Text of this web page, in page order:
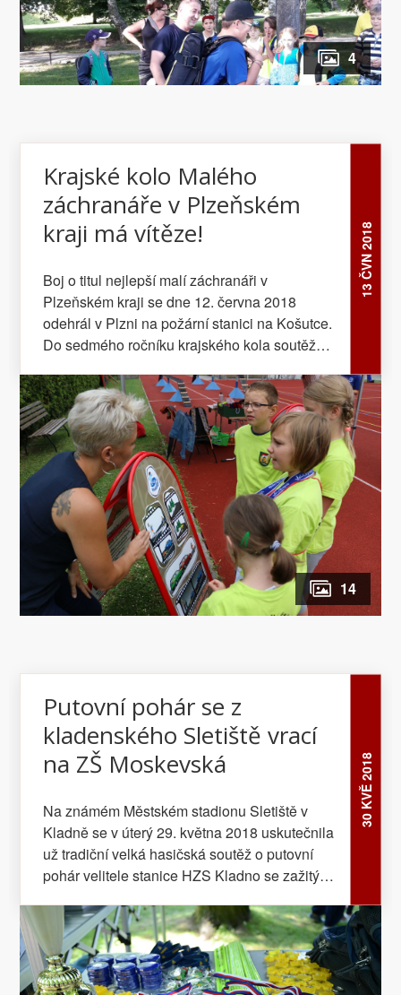
4
13 ČVN 2018
Krajské kolo Malého
záchranáře v Plzeňském
kraji má vítěze!
Boj o titul nejlepší malí záchranáři v
Plzeňském kraji se dne 12. června 2018
odehrál v Plzni na požární stanici na Košutce.
Do sedmého ročníku krajského kola soutěže
která prošla sítem devíti oblastních kol v
Plzeňském kraji.
14
30 KVĚ 2018
Putovní pohár se z
kladenského Sletiště vrací
na ZŠ Moskevská
Na známém Městském stadionu Sletiště v
Kladně se v úterý 29. května 2018 uskutečnila
už tradiční velká hasičská soutěž o putovní
pohár velitele stanice HZS Kladno se zažitým